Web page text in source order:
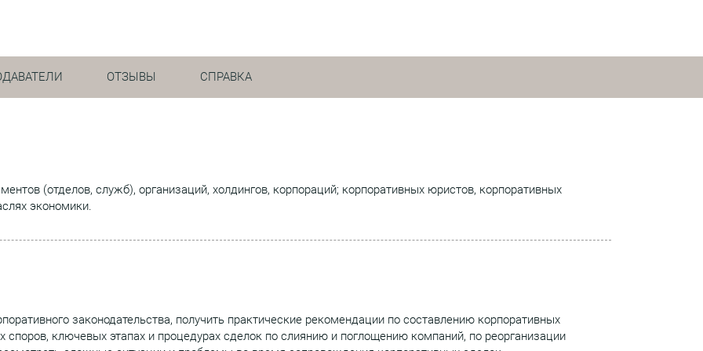
ОТЗЫВЫ СПРАВКА
(отделов, служб), организаций, холдингов, корпораций; корпоративных юристов, корпоративных
экономики.
законодательства, получить практические рекомендации по составлению корпоративных
споров, ключевых этапах и процедурах сделок по слиянию и поглощению компаний, по реорганизации